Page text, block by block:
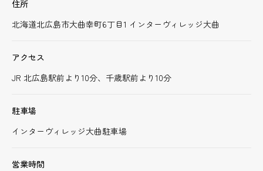
住所
北海道北広島市大曲幸町6丁目1 インターヴィレッジ大曲
アクセス
JR 北広島駅前より10分、千歳駅前より10分
駐車場
インターヴィレッジ大曲駐車場
営業時間